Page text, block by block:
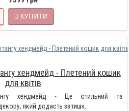
КУПИТИ
хендмейд - Плетений кошик
для квітів
хендмейд - Це стильний та
який додасть затишк..